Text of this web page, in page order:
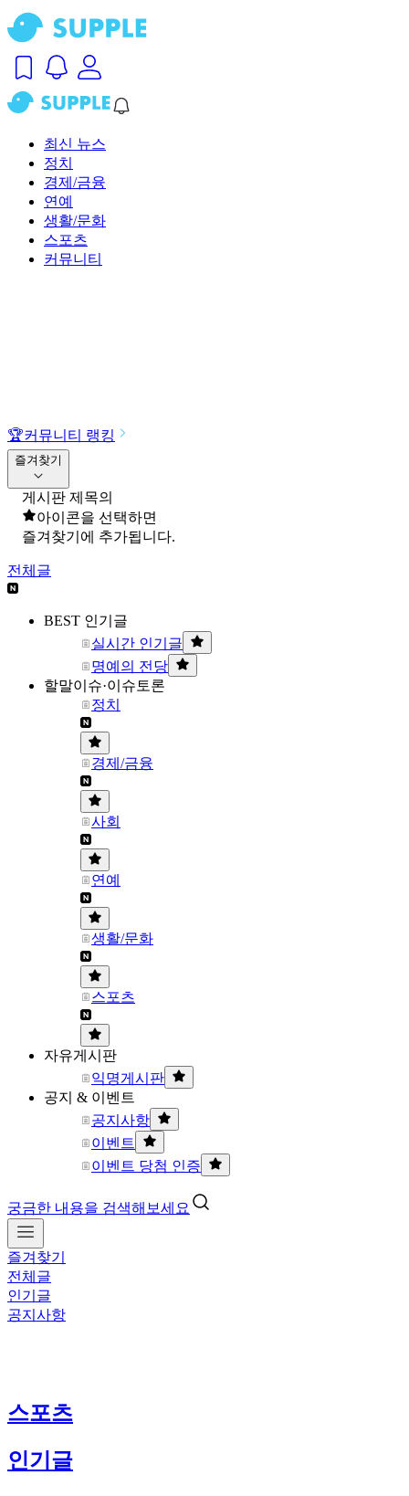
최신 뉴스
정치
경제/금융
연예
생활/문화
스포츠
커뮤니티
🏆커뮤니티 랭킹
즐겨찾기
게시판 제목의
아이콘을 선택하면
즐겨찾기에 추가됩니다.
전체글
BEST 인기글
실시간 인기글
명예의 전당
할말이슈·이슈토론
정치
경제/금융
사회
연예
생활/문화
스포츠
자유게시판
익명게시판
공지 & 이벤트
공지사항
이벤트
이벤트 당첨 인증
궁금한 내용을 검색해보세요
즐겨찾기
전체글
인기글
공지사항
스포츠
인기글